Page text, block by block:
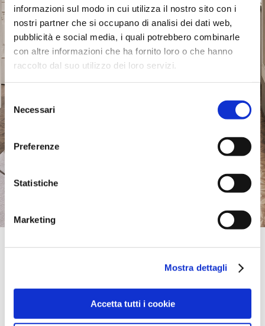
informazioni sul modo in cui utilizza il nostro sito con i
nostri partner che si occupano di analisi dei dati web,
pubblicità e social media, i quali potrebbero combinarle
con altre informazioni che ha fornito loro o che hanno
raccolto dal suo utilizzo dei loro servizi.
Selezione
del
consenso
Necessari
Preferenze
Statistiche
Marketing
Mostra dettagli
Accetta tutti i cookie
Zielona Gora
UL. RZEZNICZAKA 71,
Jeudi: 10:00-18:00